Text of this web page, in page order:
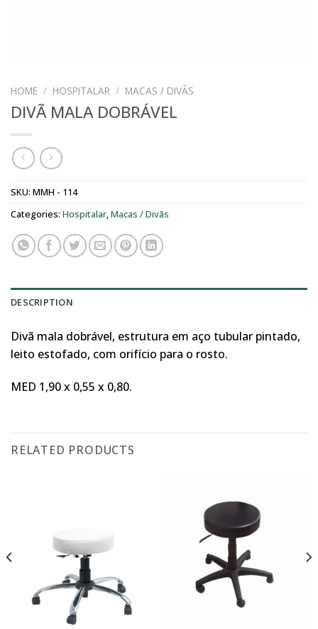
HOME / HOSPITALAR / MACAS / DIVÃS
DIVÃ MALA DOBRÁVEL
SKU: MMH - 114
Categories: Hospitalar,Macas / Divãs
DESCRIPTION
Divã mala dobrável, estrutura em aço tubular pintado,
leito estofado, com orifício para o rosto.
MED 1,90 x 0,55 x 0,80.
RELATED PRODUCTS